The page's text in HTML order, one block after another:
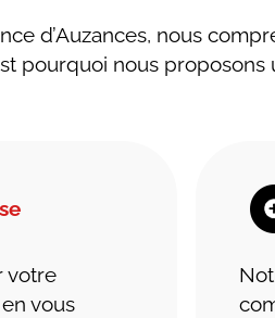
d’Auzances, nous
pourquoi nous
votre
vous